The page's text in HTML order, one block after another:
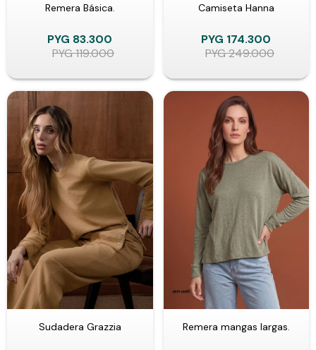
Remera Básica.
PYG 83.300
PYG119.000
Camiseta Hanna
PYG 174.300
PYG249.000
Sudadera Grazzia Remera mangas largas.